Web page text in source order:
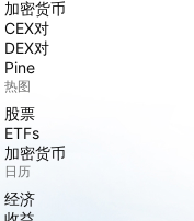
加密货币
CEX对
DEX对
Pine
热图
股票
ETFs
加密货币
日历
经济